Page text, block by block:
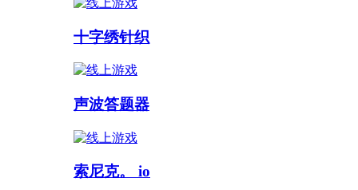
十字绣针织
声波答题器
索尼克。 io